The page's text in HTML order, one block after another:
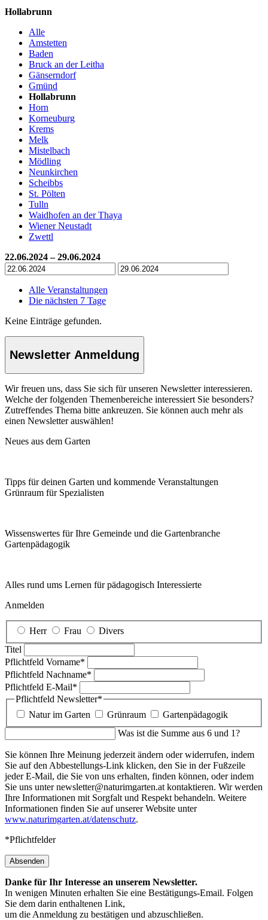
Hollabrunn
Alle
Amstetten
Baden
Bruck an der Leitha
Gänserndorf
Gmünd
Hollabrunn
Horn
Korneuburg
Krems
Melk
Mistelbach
Mödling
Neunkirchen
Scheibbs
St. Pölten
Tulln
Waidhofen an der Thaya
Wiener Neustadt
Zwettl
22.06.2024 – 29.06.2024
Alle Veranstaltungen
Die nächsten 7 Tage
Keine Einträge gefunden.
Newsletter Anmeldung
Wir freuen uns, dass Sie sich für unseren Newsletter interessieren.
Welche der folgenden Themenbereiche interessiert Sie besonders?
Zutreffendes Thema bitte ankreuzen. Sie können auch mehr als
einen Newsletter auswählen!
Neues aus dem Garten
Tipps für deinen Garten und kommende Veranstaltungen
Grünraum für Spezialisten
Wissenswertes für Ihre Gemeinde und die Gartenbranche
Garten­pädagogik
Alles rund ums Lernen für pädagogisch Interessierte
Anmelden
Herr Frau
Divers
Titel
Pflichtfeld Vorname*
Pflichtfeld Nachname*
Pflichtfeld E-Mail*
Pflichtfeld Newsletter*
Natur im Garten
Grünraum
Gartenpädagogik
Was ist die Summe aus 6 und 1?
Sie können Ihre Meinung jederzeit ändern oder widerrufen, indem
Sie auf den Abbestellungs-Link klicken, den Sie in der Fußzeile
jeder E-Mail, die Sie von uns erhalten, finden können, oder indem
Sie uns unter newsletter@naturimgarten.at kontaktieren. Wir werden
Ihre Informationen mit Sorgfalt und Respekt behandeln. Weitere
Informationen finden Sie auf unserer Website unter
www.naturimgarten.at/datenschutz.
*Pflichtfelder
Absenden
Danke für Ihr Interesse an unserem Newsletter.
In wenigen Minuten erhalten Sie eine Bestätigungs-Email. Folgen
Sie dem darin enthaltenen Link,
um die Anmeldung zu bestätigen und abzuschließen.